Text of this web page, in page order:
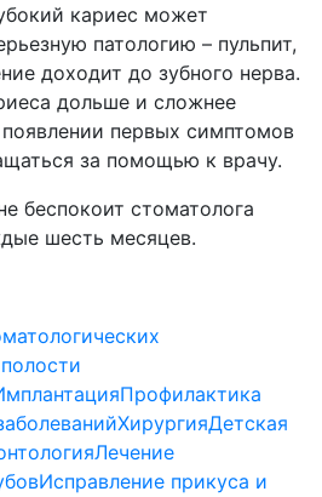
кариес может
патологию – пульпит,
доходит до зубного нерва.
дольше и сложнее
первых симптомов
за помощью к врачу.
беспокоит стоматолога
шесть месяцев.
Профилактика
ХирургияДетская
Лечение
Исправление прикуса и